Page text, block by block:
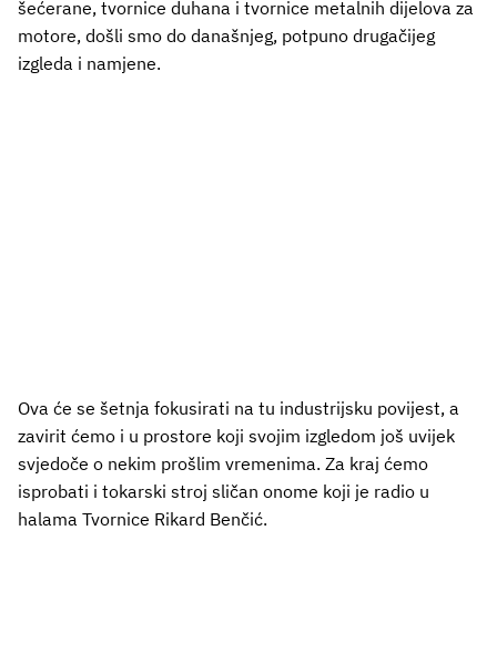
šećerane, tvornice duhana i tvornice metalnih dijelova za
motore, došli smo do današnjeg, potpuno drugačijeg
izgleda i namjene.
Ova će se šetnja fokusirati na tu industrijsku povijest, a
zavirit ćemo i u prostore koji svojim izgledom još uvijek
svjedoče o nekim prošlim vremenima. Za kraj ćemo
isprobati i tokarski stroj sličan onome koji je radio u
halama Tvornice Rikard Benčić.